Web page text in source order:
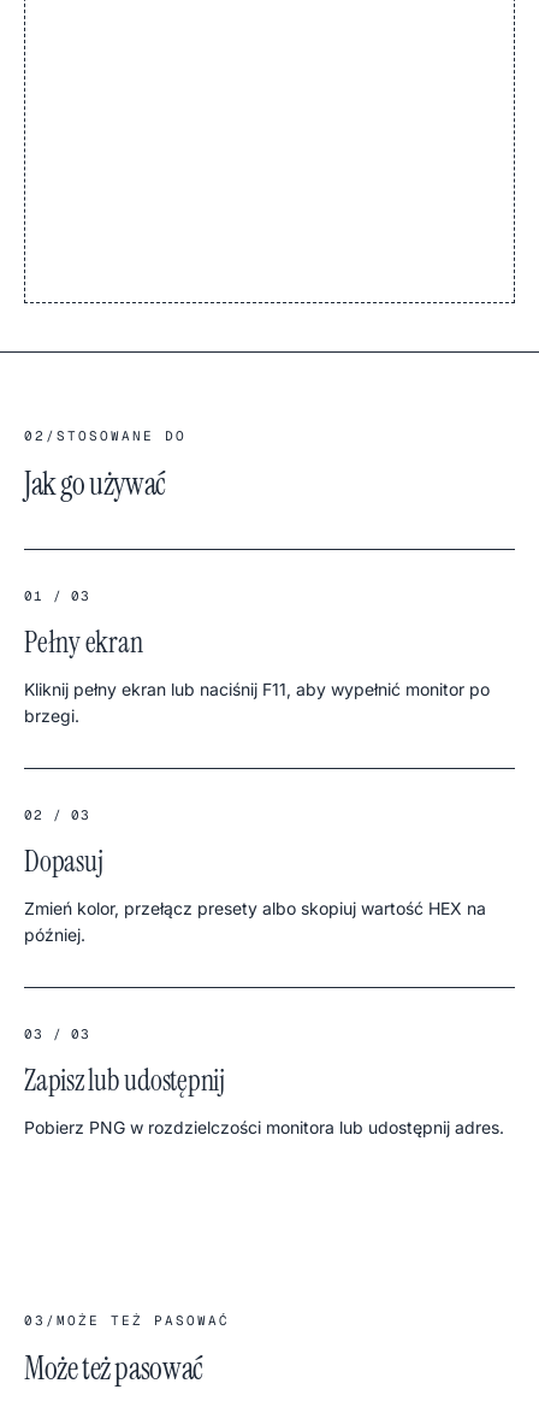
02 / STOSOWANE DO
Jak go używać
01 / 03
Pełny ekran
Kliknij pełny ekran lub naciśnij F11, aby wypełnić monitor po
brzegi.
02 / 03
Dopasuj
Zmień kolor, przełącz presety albo skopiuj wartość HEX na
później.
03 / 03
Zapisz lub udostępnij
Pobierz PNG w rozdzielczości monitora lub udostępnij adres.
03 / MOŻE TEŻ PASOWAĆ
Może też pasować